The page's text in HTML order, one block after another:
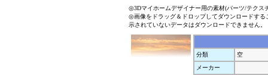
◎3Dマイホームデザイナー用の素材(パーツ/テクス
◎画像をドラッグ＆ドロップしてダウンロードす
示されていないデータはダウンロードできません。
分類
空
メーカー